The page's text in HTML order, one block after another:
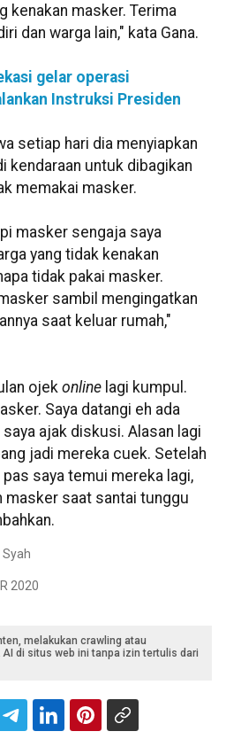
kenakan masker. Terima
dan warga lain," kata Gana.
gelar operasi
Instruksi Presiden
setiap hari dia menyiapkan
kendaraan untuk dibagikan
memakai masker.
masker sengaja saya
yang tidak kenakan
tidak pakai masker.
sambil mengingatkan
saat keluar rumah,"
ojek online lagi kumpul.
Saya datangi eh ada
ajak diskusi. Alasan lagi
jadi mereka cuek. Setelah
saya temui mereka lagi,
masker saat santai tunggu
2020
melakukan crawling atau
di situs web ini tanpa izin tertulis dari